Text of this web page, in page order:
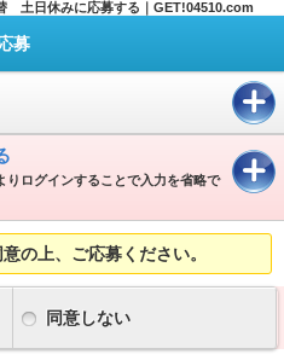
土日休みに応募する｜GET!04510.com
募
りログインすることで入力を省略で
の上、ご応募ください。
同意しない